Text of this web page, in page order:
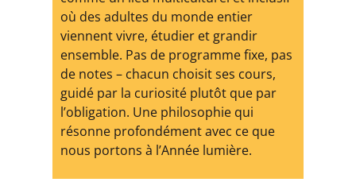
où des adultes du monde entier
viennent vivre, étudier et grandir
ensemble. Pas de programme fixe, pas
de notes – chacun choisit ses cours,
guidé par la curiosité plutôt que par
l’obligation. Une philosophie qui
résonne profondément avec ce que
nous portons à l’Année lumière.